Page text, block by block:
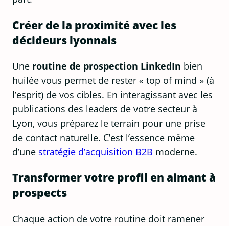
Créer de la proximité avec les
décideurs lyonnais
Une routine de prospection LinkedIn bien
huilée vous permet de rester « top of mind » (à
l’esprit) de vos cibles. En interagissant avec les
publications des leaders de votre secteur à
Lyon, vous préparez le terrain pour une prise
de contact naturelle. C’est l’essence même
d’une stratégie d’acquisition B2B moderne.
Transformer votre profil en aimant à
prospects
Chaque action de votre routine doit ramener